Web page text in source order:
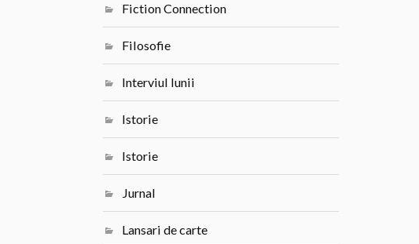
Fiction Connection
Filosofie
Interviul lunii
Istorie
Istorie
Jurnal
Lansari de carte